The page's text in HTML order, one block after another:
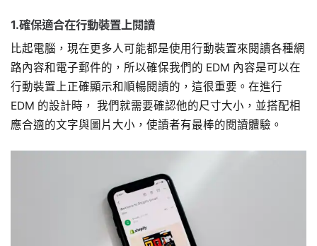
1.確保適合在行動裝置上閱讀
比起電腦，現在更多人可能都是使用行動裝置來閱讀各種網
路內容和電子郵件的，所以確保我們的 EDM 內容是可以在
行動裝置上正確顯示和順暢閱讀的，這很重要。在進行
EDM 的設計時， 我們就需要確認他的尺寸大小，並搭配相
應合適的文字與圖片大小，使讀者有最棒的閱讀體驗。